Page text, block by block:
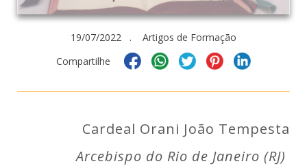
19/07/2022 . Artigos de Formação
Compartilhe
Cardeal Orani João Tempesta
Arcebispo do Rio de Janeiro (RJ)